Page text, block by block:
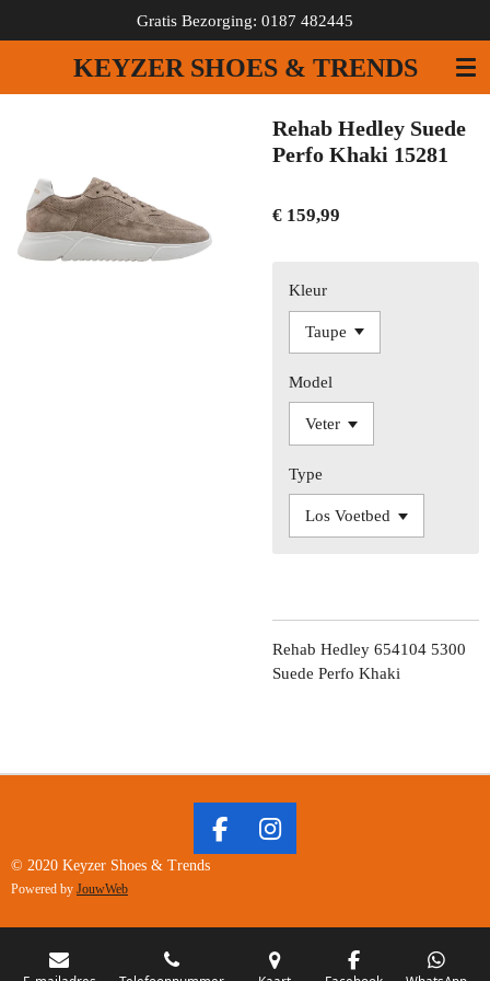
direct
de
KEYZER SHOES & TRENDS
Gratis Bezorging: 0187 482445
Rehab Hedley Suede
Perfo Khaki 15281
€ 159,99
Kleur
Model
Type
Rehab Hedley 654104 5300
Suede Perfo Khaki
F
B
I
A
G
© 2020 Keyzer Shoes & Trends
Powered by JouwWeb